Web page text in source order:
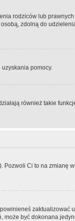
rodziców lub
zdolną do
uzyskania pomocy.
również takie
Ci to na zmianę
zaktualizować
może być dokonana